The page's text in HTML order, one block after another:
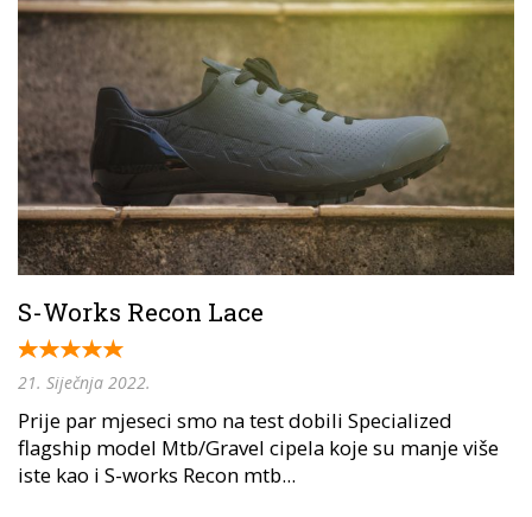
S-Works Recon Lace
21. Siječnja 2022.
Prije par mjeseci smo na test dobili Specialized
flagship model Mtb/Gravel cipela koje su manje više
iste kao i S-works Recon mtb...